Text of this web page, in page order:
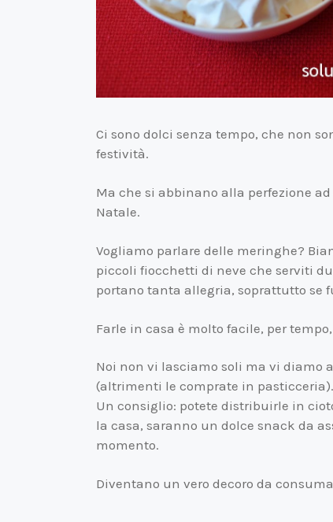
Ci sono dolci senza tempo, che non
festività.
Ma che si abbinano alla perfezione
Natale.
Vogliamo parlare delle meringhe?
piccoli fiocchetti di neve che serviti
portano tanta allegria, soprattutto se
Farle in casa è molto facile, per
Noi non vi lasciamo soli ma vi diamo
(altrimenti le comprate in pasticceria).
Un consiglio: potete distribuirle in
la casa, saranno un dolce snack da
momento.
Diventano un vero decoro da